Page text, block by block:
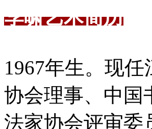
李啸艺术简历
1967年生。现
协会理事、中国
法家协会评审委